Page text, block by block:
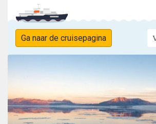
Ga naar de cruisepagina